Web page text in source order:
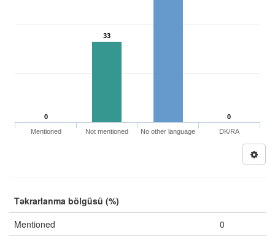
0
33
0
Mentioned
Not mentioned No other language DK/RA
Təkrarlanma bölgüsü (%)
Mentioned
0